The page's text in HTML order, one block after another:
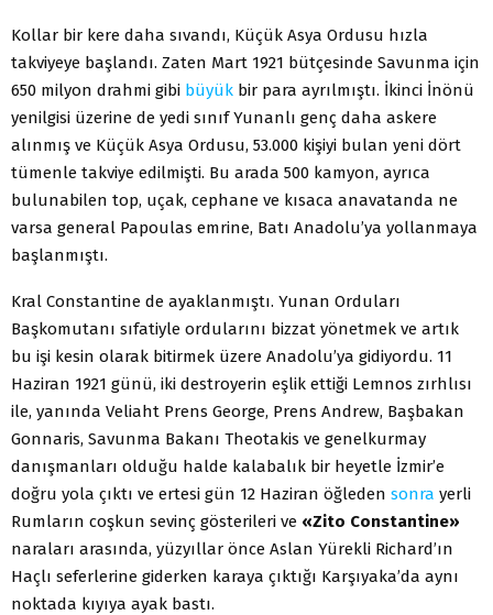
Kollar bir kere daha sıvandı, Küçük Asya Ordusu hızla
takviyeye başlandı. Zaten Mart 1921 bütçesinde Savunma için
650 milyon drahmi gibi büyük bir para ayrılmıştı. İkinci İnönü
yenilgisi üzerine de yedi sınıf Yunanlı genç daha askere
alınmış ve Küçük Asya Ordusu, 53.000 kişiyi bulan yeni dört
tümenle takviye edilmişti. Bu arada 500 kamyon, ayrıca
bulunabilen top, uçak, cephane ve kısaca anavatanda ne
varsa general Papoulas emrine, Batı Anadolu’ya yollanmaya
başlanmıştı.
Kral Constantine de ayaklanmıştı. Yunan Orduları
Başkomutanı sıfatiyle ordularını bizzat yönetmek ve artık
bu işi kesin olarak bitirmek üzere Anadolu’ya gidiyordu. 11
Haziran 1921 günü, iki destroyerin eşlik ettiği Lemnos zırhlısı
ile, yanında Veliaht Prens George, Prens Andrew, Başbakan
Gonnaris, Savunma Bakanı Theotakis ve genelkurmay
danışmanları olduğu halde kalabalık bir heyetle İzmir’e
doğru yola çıktı ve ertesi gün 12 Haziran öğleden sonra yerli
Rumların coşkun sevinç gösterileri ve «Zito Constantine»
naraları arasında, yüzyıllar önce Aslan Yürekli Richard’ın
Haçlı seferlerine giderken karaya çıktığı Karşıyaka’da aynı
noktada kıyıya ayak bastı.